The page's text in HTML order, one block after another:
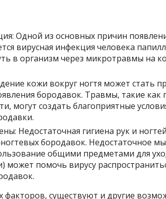
Одной из основных причин
вирусная инфекция человека
в организм через микротравмы на
кожи вокруг ногтя может стать
бородавок. Травмы, такие как
могут создать благоприятные
Недостаточная гигиена рук и
бородавок. Недостаточное
общими предметами для
может помочь вирусу
факторов, существуют и другие